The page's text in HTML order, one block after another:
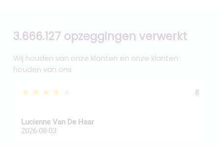
3.666.127 opzeggingen verwerkt
Wij houden van onze klanten en onze klanten
houden van ons
★★★★★ 8
Lucienne Van De Haar
2026-08-03